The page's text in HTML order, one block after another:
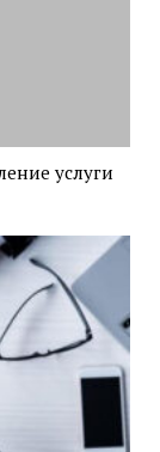
услуги